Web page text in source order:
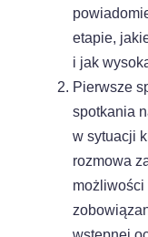
etapie,
i jak
Pierwsze
spotkania
w sytuacji
rozmowa
Używamy
Ciebie bardziej
one również
zainteresowań.
Jeśli się nie
ale nie będą